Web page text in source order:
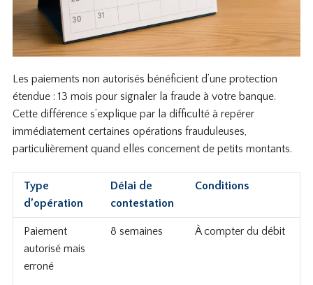
Les paiements non autorisés bénéficient d’une protection
étendue : 13 mois pour signaler la fraude à votre banque.
Cette différence s’explique par la difficulté à repérer
immédiatement certaines opérations frauduleuses,
particulièrement quand elles concernent de petits montants.
Type
d’opération
Délai de
contestation
Conditions
Paiement
autorisé mais
erroné
8 semaines À compter du débit